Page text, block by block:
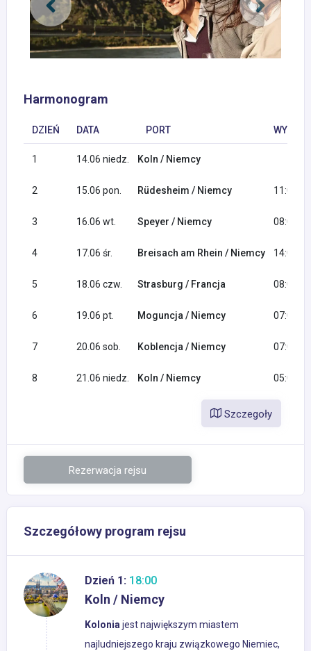
Harmonogram
DZIEŃ DATA PORT
1 14.06 niedz. Koln / Niemcy
2 15.06 pon. Rüdesheim / Niemcy 11:00
3 16.06 wt. Speyer / Niemcy 08:00
4 17.06 śr. Breisach am Rhein / Niemcy 14:00
5 18.06 czw. Strasburg / Francja 08:00
6 19.06 pt. Moguncja / Niemcy 07:00
7 20.06 sob. Koblencja / Niemcy 07:00
8 21.06 niedz. Koln / Niemcy 05:00
Szczegoły
Rezerwacja rejsu
Szczegółowy program rejsu
Dzień 1: 18:00
Koln / Niemcy
Koloniajest największym miastem
najludniejszego kraju związkowego Niemiec,